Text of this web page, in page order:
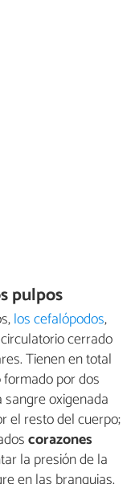
pulpos
los cefalópodos,
cerrado
Tienen en total
formado por dos
oxigenada
el resto del cuerpo;
corazones
la presión de la